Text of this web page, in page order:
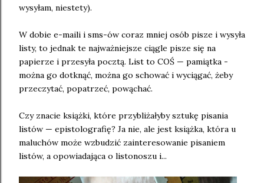
wysyłam, niestety).
W dobie e-maili i sms-ów coraz mniej osób pisze i wysyła
listy, to jednak te najważniejsze ciągle pisze się na
papierze i przesyła pocztą. List to COŚ — pamiątka -
można go dotknąć, można go schować i wyciągać, żeby
przeczytać, popatrzeć, powąchać.
Czy znacie książki, które przybliżałyby sztukę pisania
listów — epistolografię? Ja nie, ale jest książka, która u
maluchów może wzbudzić zainteresowanie pisaniem
listów, a opowiadająca o listonoszu i...